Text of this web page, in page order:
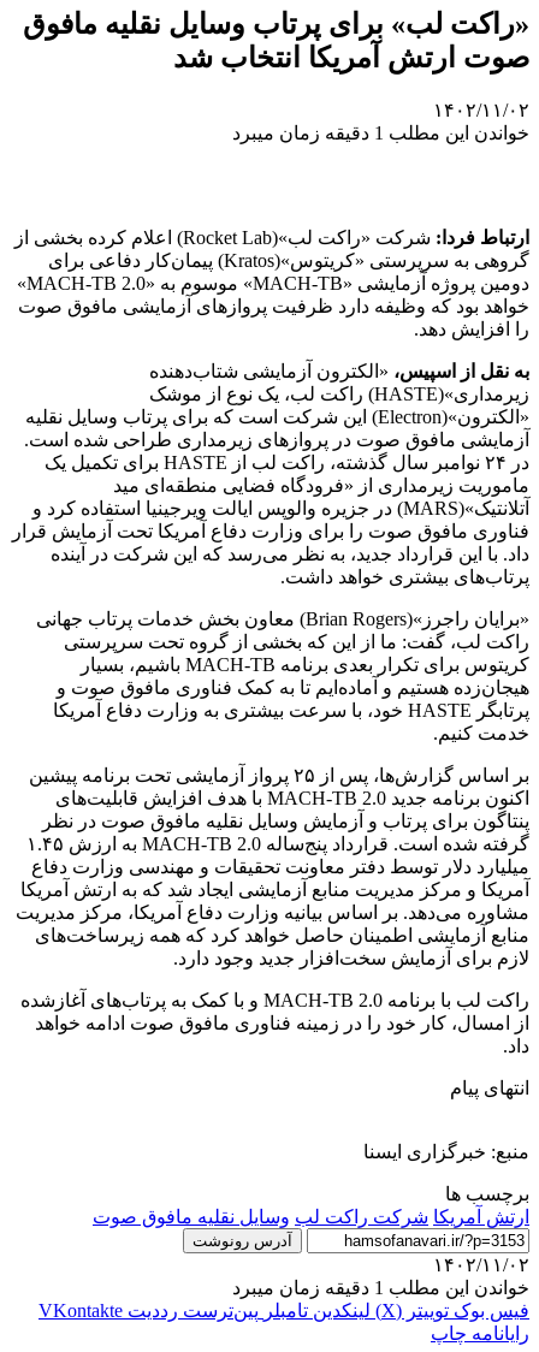
«راکت لب» برای پرتاب وسایل نقلیه مافوق
صوت ارتش آمریکا انتخاب شد
۱۴۰۲/۱۱/۰۲
خواندن این مطلب 1 دقیقه زمان میبرد
ارتباط فردا:
شرکت «راکت لب»(Rocket Lab) اعلام کرده بخشی از
گروهی به سرپرستی «کریتوس»(Kratos) پیمان‌کار دفاعی برای
دومین پروژه آزمایشی «MACH-TB» موسوم به «MACH-TB 2.0»
خواهد بود که وظیفه دارد ظرفیت پروازهای آزمایشی مافوق صوت
را افزایش دهد.
به نقل از اسپیس، «الکترون آزمایشی شتاب‌دهنده
زیرمداری»(HASTE) راکت لب، یک نوع از موشک
«الکترون»(Electron) این شرکت است که برای پرتاب وسایل نقلیه
آزمایشی مافوق صوت در پروازهای زیرمداری طراحی شده است.
در ۲۴ نوامبر سال گذشته، راکت لب از HASTE برای تکمیل یک
ماموریت زیرمداری از «فرودگاه فضایی منطقه‌ای مید
آتلانتیک»(MARS) در جزیره والوپس ایالت ویرجینیا استفاده کرد و
فناوری مافوق صوت را برای وزارت دفاع آمریکا تحت آزمایش قرار
داد. با این قرارداد جدید، به نظر می‌رسد که این شرکت در آینده
پرتاب‌های بیشتری خواهد داشت.
«برایان راجرز»(Brian Rogers) معاون بخش خدمات پرتاب جهانی
راکت لب، گفت: ما از این که بخشی از گروه تحت سرپرستی
کریتوس برای تکرار بعدی برنامه MACH-TB باشیم، بسیار
هیجان‌زده هستیم و آماده‌ایم تا به کمک فناوری مافوق صوت و
پرتابگر HASTE خود، با سرعت بیشتری به وزارت دفاع آمریکا
خدمت کنیم.
بر اساس گزارش‌ها، پس از ۲۵ پرواز آزمایشی تحت برنامه پیشین
اکنون برنامه جدید MACH-TB 2.0 با هدف افزایش قابلیت‌های
پنتاگون برای پرتاب و آزمایش وسایل نقلیه مافوق صوت در نظر
گرفته شده است. قرارداد پنج‌ساله MACH-TB 2.0 به ارزش ۱.۴۵
میلیارد دلار توسط دفتر معاونت تحقیقات و مهندسی وزارت دفاع
آمریکا و مرکز مدیریت منابع آزمایشی ایجاد شد که به ارتش آمریکا
مشاوره می‌دهد. بر اساس بیانیه وزارت دفاع آمریکا، مرکز مدیریت
منابع آزمایشی اطمینان حاصل خواهد کرد که همه زیرساخت‌های
لازم برای آزمایش سخت‌افزار جدید وجود دارد.
راکت لب با برنامه MACH-TB 2.0 و با کمک به پرتاب‌های آغازشده
از امسال، کار خود را در زمینه فناوری مافوق صوت ادامه خواهد
داد.
انتهای پیام
منبع: خبرگزاری ایسنا
برچسب ها
ارتش آمریکا شرکت راکت لب وسایل نقلیه مافوق صوت
آدرس رونوشت
۱۴۰۲/۱۱/۰۲
خواندن این مطلب 1 دقیقه زمان میبرد
فیس بوک توییتر (X) لینکدین ‫تامبلر ‫پین‌ترست ‫رددیت ‫VKontakte
رایانامه چاپ